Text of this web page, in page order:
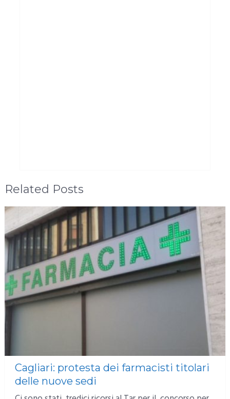
Related Posts
Cagliari: protesta dei farmacisti titolari
delle nuove sedi